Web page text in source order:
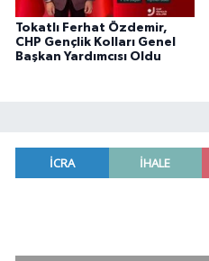
Tokatlı Ferhat Özdemir,
CHP Gençlik Kolları Genel
Başkan Yardımcısı Oldu